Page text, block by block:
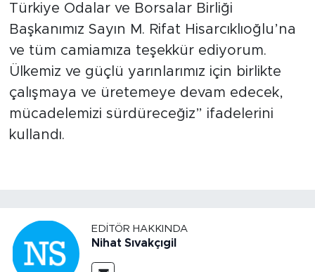
Türkiye Odalar ve Borsalar Birliği
Başkanımız Sayın M. Rifat Hisarcıklıoğlu’na
ve tüm camiamıza teşekkür ediyorum.
Ülkemiz ve güçlü yarınlarımız için birlikte
çalışmaya ve üretemeye devam edecek,
mücadelemizi sürdüreceğiz” ifadelerini
kullandı.
EDITÖR HAKKINDA
Nihat Sıvakçıgil